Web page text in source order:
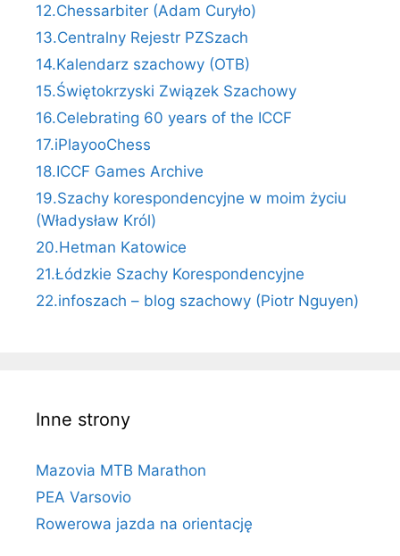
12.Chessarbiter (Adam Curyło)
13.Centralny Rejestr PZSzach
14.Kalendarz szachowy (OTB)
15.Świętokrzyski Związek Szachowy
16.Celebrating 60 years of the ICCF
17.iPlayooChess
18.ICCF Games Archive
19.Szachy korespondencyjne w moim życiu
(Władysław Król)
20.Hetman Katowice
21.Łódzkie Szachy Korespondencyjne
22.infoszach – blog szachowy (Piotr Nguyen)
Inne strony
Mazovia MTB Marathon
PEA Varsovio
Rowerowa jazda na orientację